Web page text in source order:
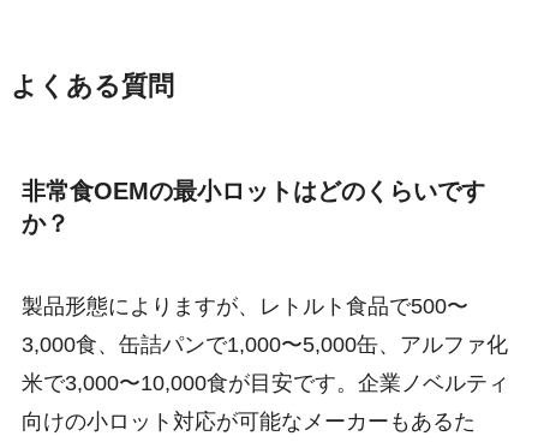
よくある質問
非常食OEMの最小ロットはどのくらいです
か？
製品形態によりますが、レトルト食品で500〜
3,000食、缶詰パンで1,000〜5,000缶、アルファ化
米で3,000〜10,000食が目安です。企業ノベルティ
向けの小ロット対応が可能なメーカーもあるた